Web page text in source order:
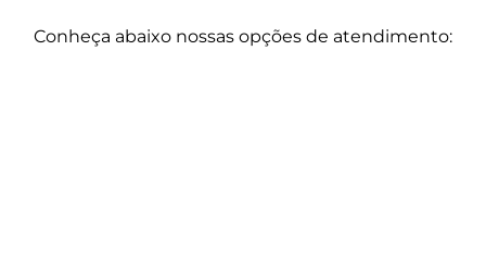
Conheça abaixo nossas opções de atendimento: